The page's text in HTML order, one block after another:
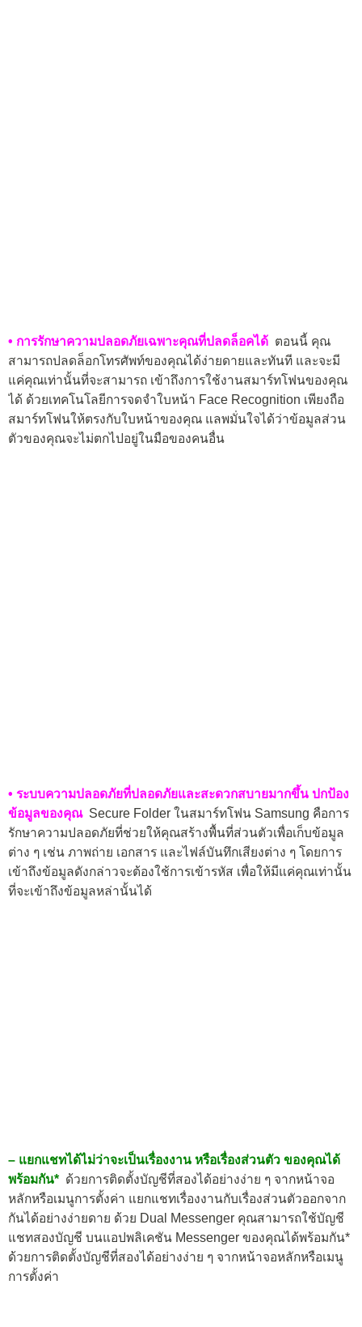
• การรักษาความปลอดภัยเฉพาะคุณที่ปลดล็อคได้ ตอนนี้ คุณ
สามารถปลดล็อกโทรศัพท์ของคุณได้ง่ายดายและทันที และจะมี
แค่คุณเท่านั้นที่จะสามารถ เข้าถึงการใช้งานสมาร์ทโฟนของคุณ
ได้ ด้วยเทคโนโลยีการจดจำใบหน้า Face Recognition เพียงถือ
สมาร์ทโฟนให้ตรงกับใบหน้าของคุณ แลพมั่นใจได้ว่าข้อมูลส่วน
ตัวของคุณจะไม่ตกไปอยู่ในมือของคนอื่น
• ระบบความปลอดภัยที่ปลอดภัยและสะดวกสบายมากขึ้น ปกป้อง
ข้อมูลของคุณ Secure Folder ในสมาร์ทโฟน Samsung คือการ
รักษาความปลอดภัยที่ช่วยให้คุณสร้างพื้นที่ส่วนตัวเพื่อเก็บข้อมูล
ต่าง ๆ เช่น ภาพถ่าย เอกสาร และไฟล์บันทึกเสียงต่าง ๆ โดยการ
เข้าถึงข้อมูลดังกล่าวจะต้องใช้การเข้ารหัส เพื่อให้มีแค่คุณเท่านั้น
ที่จะเข้าถึงข้อมูลหล่านั้นได้
– แยกแชทได้ไม่ว่าจะเป็นเรื่องงาน หรือเรื่องส่วนตัว ของคุณได้
พร้อมกัน* ด้วยการติดตั้งบัญชีที่สองได้อย่างง่าย ๆ จากหน้าจอ
หลักหรือเมนูการตั้งค่า แยกแชทเรื่องงานกับเรื่องส่วนตัวออกจาก
กันได้อย่างง่ายดาย ด้วย Dual Messenger คุณสามารถใช้บัญชี
แชทสองบัญชี บนแอปพลิเคชัน Messenger ของคุณได้พร้อมกัน*
ด้วยการติดตั้งบัญชีที่สองได้อย่างง่าย ๆ จากหน้าจอหลักหรือเมนู
การตั้งค่า